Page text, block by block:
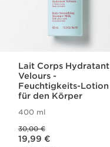
Lait Corps Hydratant
Velours -
Feuchtigkeits-Lotion
für den Körper
400 ml
30,00 €
Aktueller Preis 19,99 €
19,99 €